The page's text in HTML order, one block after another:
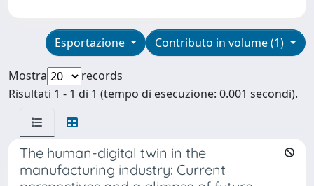
Contributo in volume (1)
Esportazione
Mostra
records
Risultati 1 - 1 di 1 (tempo di esecuzione: 0.001 secondi).
The human-digital twin in the
manufacturing industry: Current